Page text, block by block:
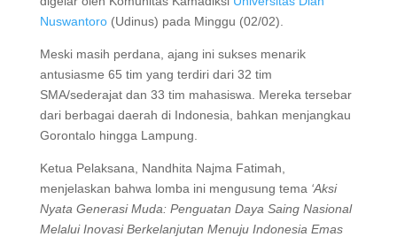
Nuswantoro(Udinus) pada Minggu (02/02).
Meski masih perdana, ajang ini sukses menarik
antusiasme 65 tim yang terdiri dari 32 tim
SMA/sederajat dan 33 tim mahasiswa. Mereka tersebar
dari berbagai daerah di Indonesia, bahkan menjangkau
Gorontalo hingga Lampung.
Ketua Pelaksana, Nandhita Najma Fatimah,
menjelaskan bahwa lomba ini mengusung tema ‘Aksi
Nyata Generasi Muda: Penguatan Daya Saing Nasional
Melalui Inovasi Berkelanjutan Menuju Indonesia Emas